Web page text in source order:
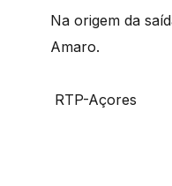
Na origem da
Amaro.
RTP-Açores